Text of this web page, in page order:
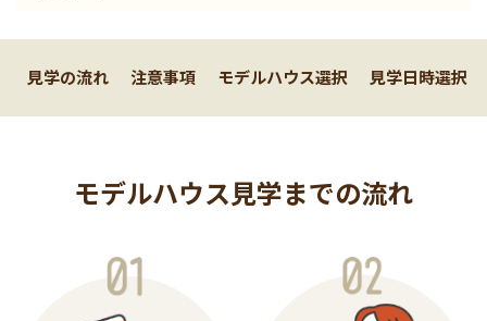
見学の流れ 注意事項 モデルハウス選択 見学日時選択
モデルハウス見学までの流れ